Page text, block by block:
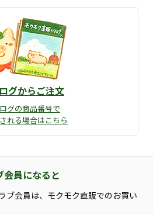
グからご注文
グの商品番号で
れる場合はこちら
員になると
ブ会員は、モクモク直販でのお買い